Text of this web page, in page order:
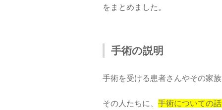
をまとめました。
手術の説明
手術を受ける患者さんやその家
その人たちに、 手術についての